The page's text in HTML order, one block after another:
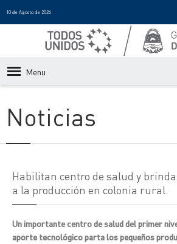
10 de Agosto de 2026
Menu
Noticias
Habilitan centro de salud y
a la producción en colonia rural.
Un importante centro de salud del primer
aporte tecnológico parta los pequeños